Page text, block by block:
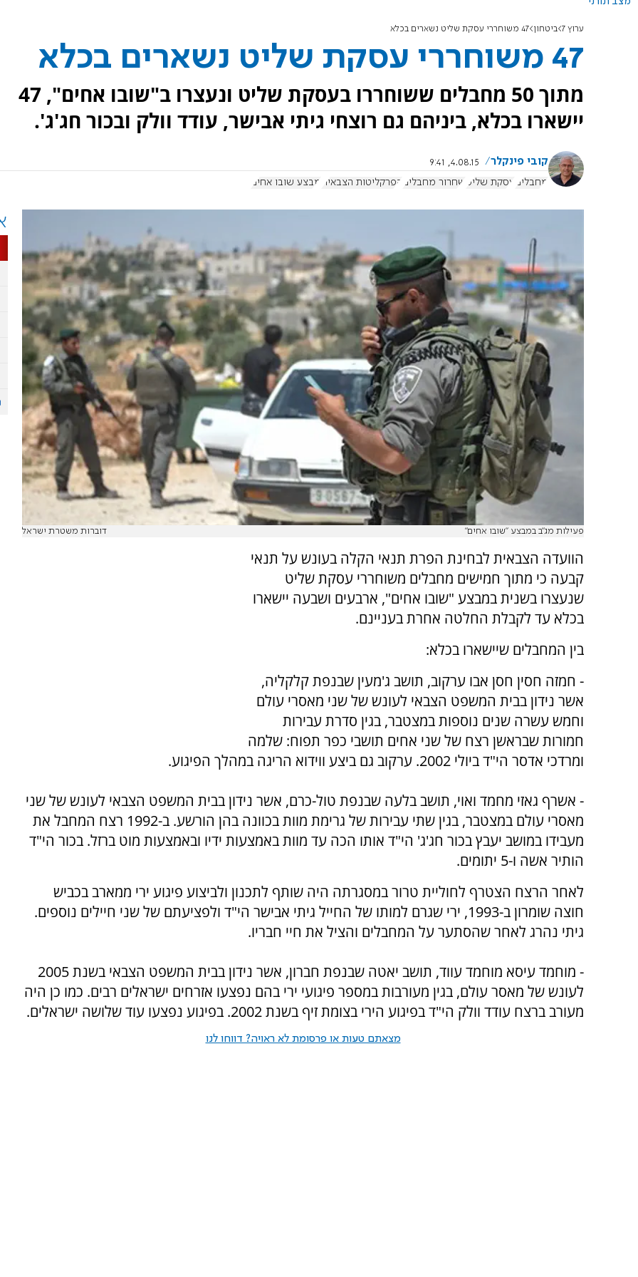
ערוץ 7 ביטחון 47 משוחררי עסקת שליט נשארים בכלא
47 משוחררי עסקת שליט נשארים בכלא
מתוך 50 מחבלים ששוחררו בעסקת שליט ונעצרו ב"שובו אחים", 47
יישארו בכלא, ביניהם גם רוצחי גיתי אבישר, עודד וולק ובכור חג'ג'.
קובי פינקלר
4.08.15, 9:41
מחבלים
עסקת שליט שחרור מחבלים הפרקליטות הצבאית מבצע שובו אחים
פעילות מג"ב במבצע "שובו אחים" דוברות משטרת ישראל
הוועדה הצבאית לבחינת הפרת תנאי הקלה בעונש על תנאי
קבעה כי מתוך חמישים מחבלים משוחררי עסקת שליט
שנעצרו בשנית במבצע "שובו אחים", ארבעים ושבעה יישארו
בכלא עד לקבלת החלטה אחרת בעניינם.
בין המחבלים שיישארו בכלא:
- חמזה חסין חסן אבו ערקוב, תושב ג'מעין שבנפת קלקליה,
אשר נידון בבית המשפט הצבאי לעונש של שני מאסרי עולם
וחמש עשרה שנים נוספות במצטבר, בגין סדרת עבירות
חמורות שבראשן רצח של שני אחים תושבי כפר תפוח: שלמה
ומרדכי אדסר הי"ד ביולי 2002. ערקוב גם ביצע ווידוא הריגה במהלך הפיגוע.
- אשרף גאזי מחמד ואוי, תושב בלעה שבנפת טול-כרם, אשר נידון בבית המשפט הצבאי לעונש של שני
מאסרי עולם במצטבר, בגין שתי עבירות של גרימת מוות בכוונה בהן הורשע. ב-1992 רצח המחבל את
מעבידו במושב יעבץ בכור חג'ג' הי"ד אותו הכה עד מוות באמצעות ידיו ובאמצעות מוט ברזל. בכור הי"ד
הותיר אשה ו-5 יתומים.
לאחר הרצח הצטרף לחוליית טרור במסגרתה היה שותף לתכנון ולביצוע פיגוע ירי ממארב בכביש
חוצה שומרון ב-1993, ירי שגרם למותו של החייל
גיתי אבישר הי"ד ולפציעתם של שני חיילים נוספים.
גיתי נהרג לאחר שהסתער על המחבלים והציל את חיי חבריו.
- מוחמד עיסא מוחמד עווד, תושב יאטה שבנפת חברון, אשר נידון בבית המשפט הצבאי בשנת 2005
לעונש של מאסר עולם, בגין מעורבות במספר פיגועי ירי בהם נפצעו אזרחים ישראלים רבים. כמו כן היה
מעורב ברצח עודד וולק הי"ד בפיגוע הירי בצומת זיף בשנת 2002. בפיגוע נפצעו עוד שלושה ישראלים.
מצאתם טעות או פרסומת לא ראויה? דווחו לנו